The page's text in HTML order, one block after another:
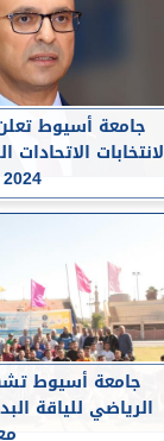
جامعة أسيوط
لانتخابات الاتحادات
2024 /2025
جامعة أسيوط